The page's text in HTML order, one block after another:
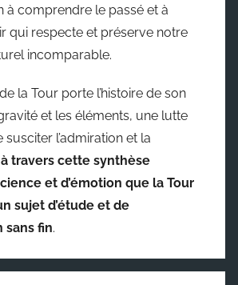
à comprendre le passé et à
qui respecte et préserve notre
incomparable.
la Tour porte l’histoire de son
et les éléments, une lutte
l’admiration et la
à travers cette synthèse
et d’émotion que la Tour
sujet d’étude et de
sans fin.